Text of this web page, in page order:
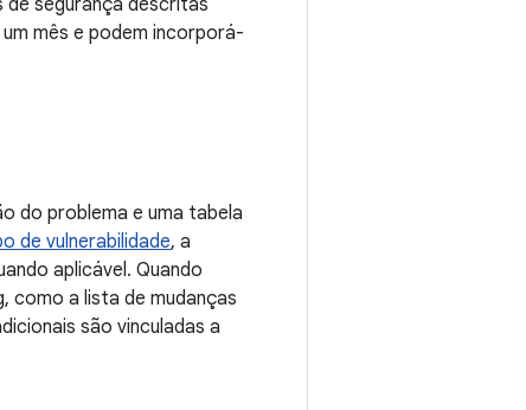
de segurança descritas
mês e podem incorporá-
do problema e uma tabela
de vulnerabilidade, a
aplicável. Quando
como a lista de mudanças
são vinculadas a